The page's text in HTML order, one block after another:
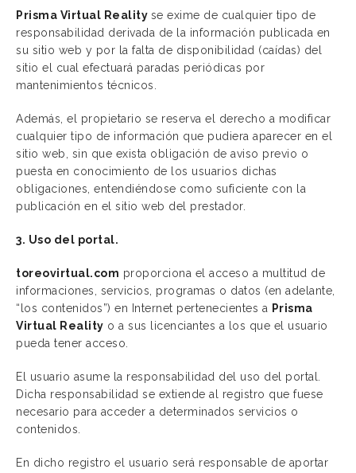
Prisma Virtual Reality se exime de cualquier tipo de
responsabilidad derivada de la información publicada en
su sitio web y por la falta de disponibilidad (caídas) del
sitio el cual efectuará paradas periódicas por
mantenimientos técnicos.
Además, el propietario se reserva el derecho a modificar
cualquier tipo de información que pudiera aparecer en el
sitio web, sin que exista obligación de aviso previo o
puesta en conocimiento de los usuarios dichas
obligaciones, entendiéndose como suficiente con la
publicación en el sitio web del prestador.
3. Uso del portal.
toreovirtual.com proporciona el acceso a multitud de
informaciones, servicios, programas o datos (en adelante,
“los contenidos”) en Internet pertenecientes a Prisma
Virtual Reality o a sus licenciantes a los que el usuario
pueda tener acceso.
El usuario asume la responsabilidad del uso del portal.
Dicha responsabilidad se extiende al registro que fuese
necesario para acceder a determinados servicios o
contenidos.
En dicho registro el usuario será responsable de aportar